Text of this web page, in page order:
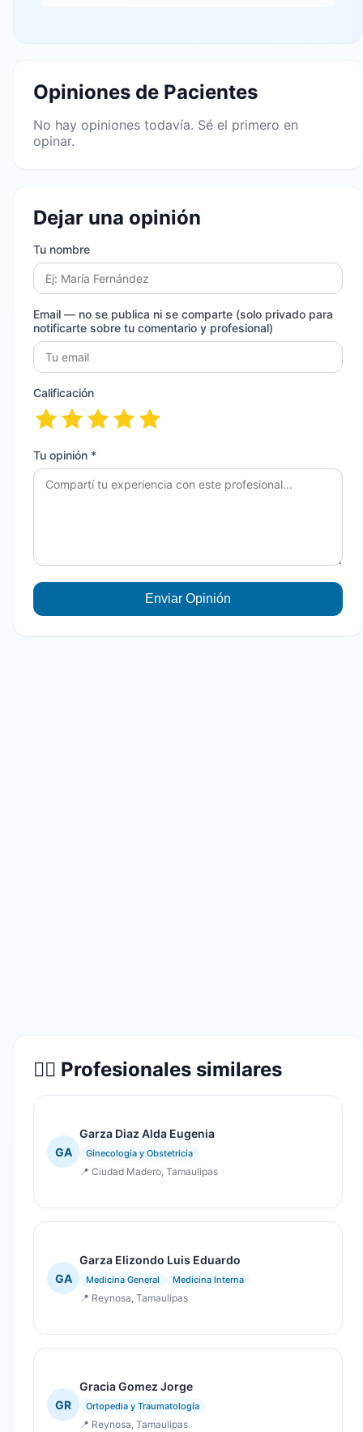
Opiniones de Pacientes
No hay opiniones todavía. Sé el primero en
opinar.
Dejar una opinión
Tu nombre
Email — no se publica ni se comparte (solo privado para
notificarte sobre tu comentario y profesional)
Calificación
Tu opinión *
Enviar Opinión
👨‍⚕️ Profesionales similares
GA
Garza Diaz Alda Eugenia
Ginecologia y Obstetricia
📍 Ciudad Madero, Tamaulipas
GA
Garza Elizondo Luis Eduardo
Medicina General Medicina Interna
📍 Reynosa, Tamaulipas
GR
Gracia Gomez Jorge
Ortopedia y Traumatología
📍 Reynosa, Tamaulipas